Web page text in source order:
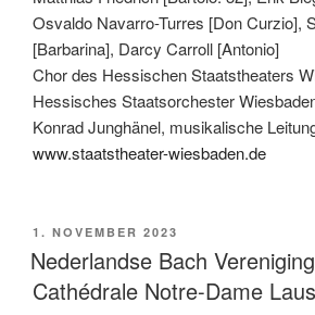
Osvaldo Navarro-Turres [Don Curzio],
[Barbarina], Darcy Carroll [Antonio]
Chor des Hessischen Staatstheaters
Hessisches Staatsorchester
Konrad Junghänel, musikalische
www.staatstheater-wiesbaden.de
VERÖFFENTLICHT
AM
1. NOVEMBER 2023
Nederlandse Bach
Cathédrale Notre-Dame